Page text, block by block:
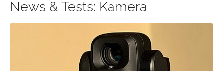
News & Tests: Kamera